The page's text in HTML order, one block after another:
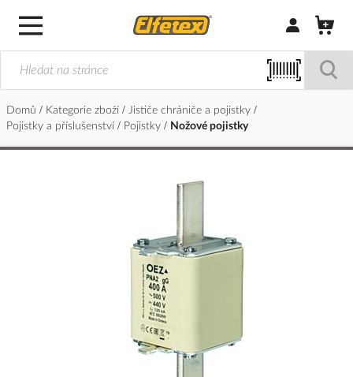
Přihlásit/
Domů Kategorie zboží
Jističe chrániče a pojistky
Pojistky a příslušenství
Pojistky Nožové pojistky